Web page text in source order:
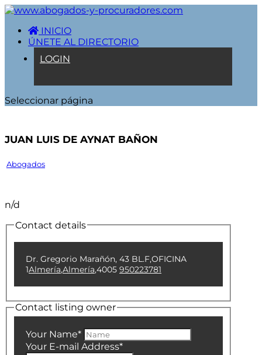
INICIO
ÚNETE AL DIRECTORIO
LOGIN
Seleccionar página
JUAN LUIS DE AYNAT BAÑON
Abogados
n/d
Contact details
Dr. Gregorio Marañón, 43 BL.F,OFICINA
1Almería,Almería,4005 950223781
Contact listing owner
Your Name*
Your E-mail Address*